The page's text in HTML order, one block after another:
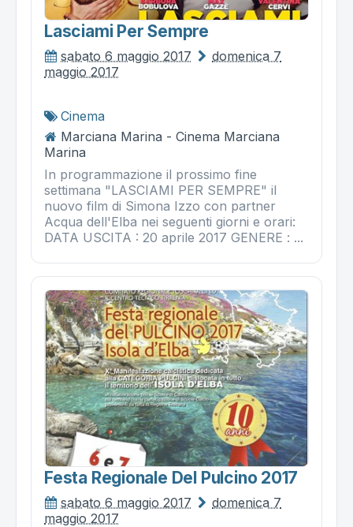
Lasciami Per Sempre
sabato 6 maggio 2017
domenica 7
maggio 2017
Cinema
Marciana Marina - Cinema Marciana
Marina
In programmazione il prossimo fine
settimana "LASCIAMI PER SEMPRE" il
nuovo film di Simona Izzo con partner
Acqua dell'Elba nei seguenti giorni e orari:
DATA USCITA : 20 aprile 2017 GENERE : ...
Festa Regionale Del Pulcino 2017
sabato 6 maggio 2017
domenica 7
maggio 2017